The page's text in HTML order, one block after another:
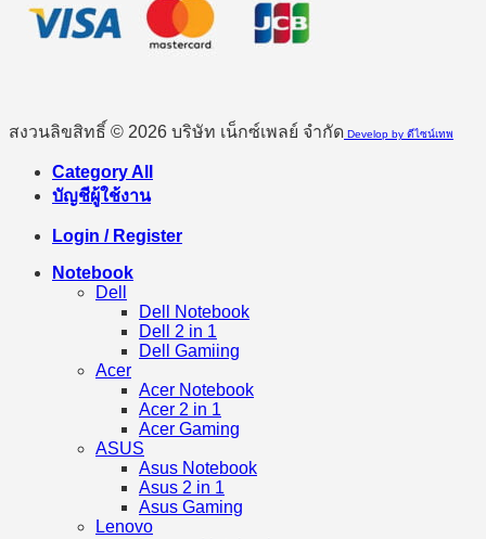
สงวนลิขสิทธิ์ © 2026 บริษัท เน็กซ์เพลย์ จำกัด Develop by ดีไซน์เทพ
Category All
บัญชีผู้ใช้งาน
Login / Register
Notebook
Dell
Dell Notebook
Dell 2 in 1
Dell Gamiing
Acer
Acer Notebook
Acer 2 in 1
Acer Gaming
ASUS
Asus Notebook
Asus 2 in 1
Asus Gaming
Lenovo